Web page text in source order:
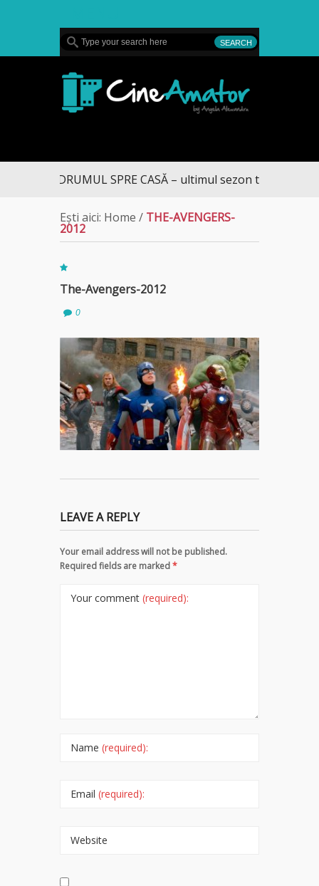
DRUMUL SPRE CASĂ – ultimul sezon te aduce la
Ești aici: Home / THE-AVENGERS-
2012
The-Avengers-2012
0
LEAVE A REPLY
Your email address will not be published.
Required fields are marked*
Your comment (required):
Name (required):
Email (required):
Website